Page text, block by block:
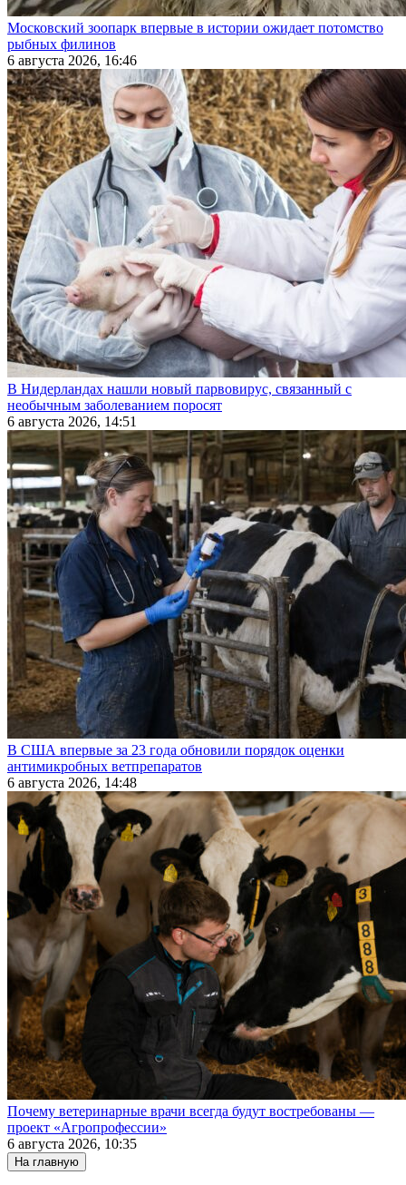
Московский зоопарк впервые в истории ожидает потомство
рыбных филинов
6 августа 2026, 16:46
В Нидерландах нашли новый парвовирус, связанный с
необычным заболеванием поросят
6 августа 2026, 14:51
В США впервые за 23 года обновили порядок оценки
антимикробных ветпрепаратов
6 августа 2026, 14:48
Почему ветеринарные врачи всегда будут востребованы —
проект «Агропрофессии»
6 августа 2026, 10:35
На главную